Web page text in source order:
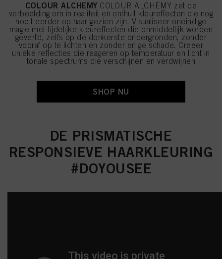
COLOUR ALCHEMY COLOUR ALCHEMY zet de
verbeelding om in realiteit en onthult kleureffecten die nog
nooit eerder op haar gezien zijn. Visualiseer oneindige
magie met tijdelijke kleureffecten die onmiddellijk worden
geverfd, zelfs op de donkerste ondergronden, zonder
vooraf op te lichten en zonder enige schade. Creëer
unieke reflecties die reageren op temperatuur en licht in
tonale spectrums die verschijnen en verdwijnen
SHOP NU
DE PRISMATISCHE
RESPONSIEVE HAARKLEURING
#DOYOUSEE